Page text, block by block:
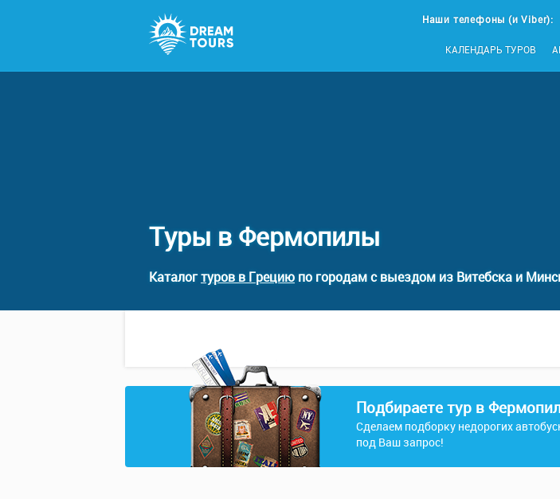
Наши телефоны (и Viber):
КАЛЕНДАРЬ ТУРОВ
Туры в Фермопилы
Каталогтуров в Грецию по городам с выездом из Витебска и
Подбираете тур в
Сделаем подборку недорогих
под Ваш запрос!